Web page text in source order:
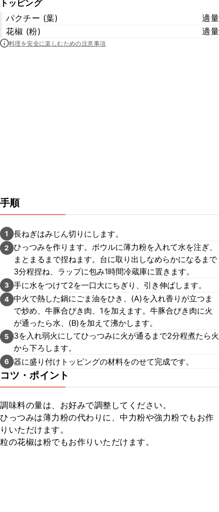
トッピング
パクチー (葉)
適量
花椒 (粉)
適量
料理を安全に楽しむための注意事項
手順
1 長ねぎはみじん切りにします。
2
ひっつみを作ります。ボウルに薄力粉を入れて水を注ぎ、
まとまるまで捏ねます。台に取り出しなめらかになるまで
3分程捏ね、ラップに包み1時間冷蔵庫に置きます。
3 手に水をつけて2を一口大にちぎり、引き伸ばします。
4 中火で熱した鍋にごま油をひき、(A)を入れ香りが立つま
で炒め、牛豚合びき肉、1を加えます。牛豚合びき肉に火
が通ったら水、(B)を加えて沸かします。
5
3を入れ弱火にしてひっつみに火が通るまで2分程煮たら火
から下ろします。
6 器に盛り付けトッピングの材料をのせて完成です。
コツ・ポイント
調味料の量は、お好みで調整してください。
ひっつみは薄力粉の代わりに、中力粉や強力粉でもお作
りいただけます。
粒の花椒は粉でもお作りいただけます。